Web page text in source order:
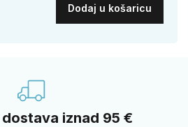
Dodaj u košaricu
iznad 95 €